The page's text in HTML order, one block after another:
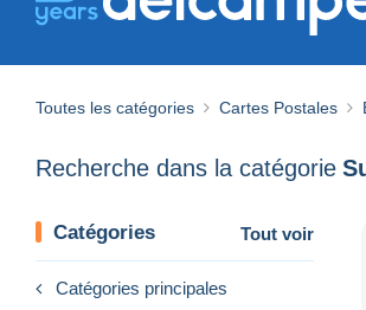
Toutes les catégories Cartes Postales
Recherche dans la catégorie
Catégories Tout voir
Catégories principales